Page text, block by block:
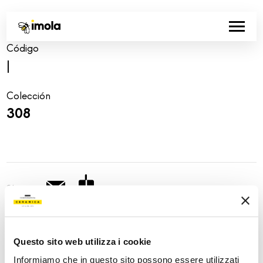
Questo sito web utilizza i cookie
Informiamo che in questo sito possono essere utilizzati
Código
Colección
308
Share: